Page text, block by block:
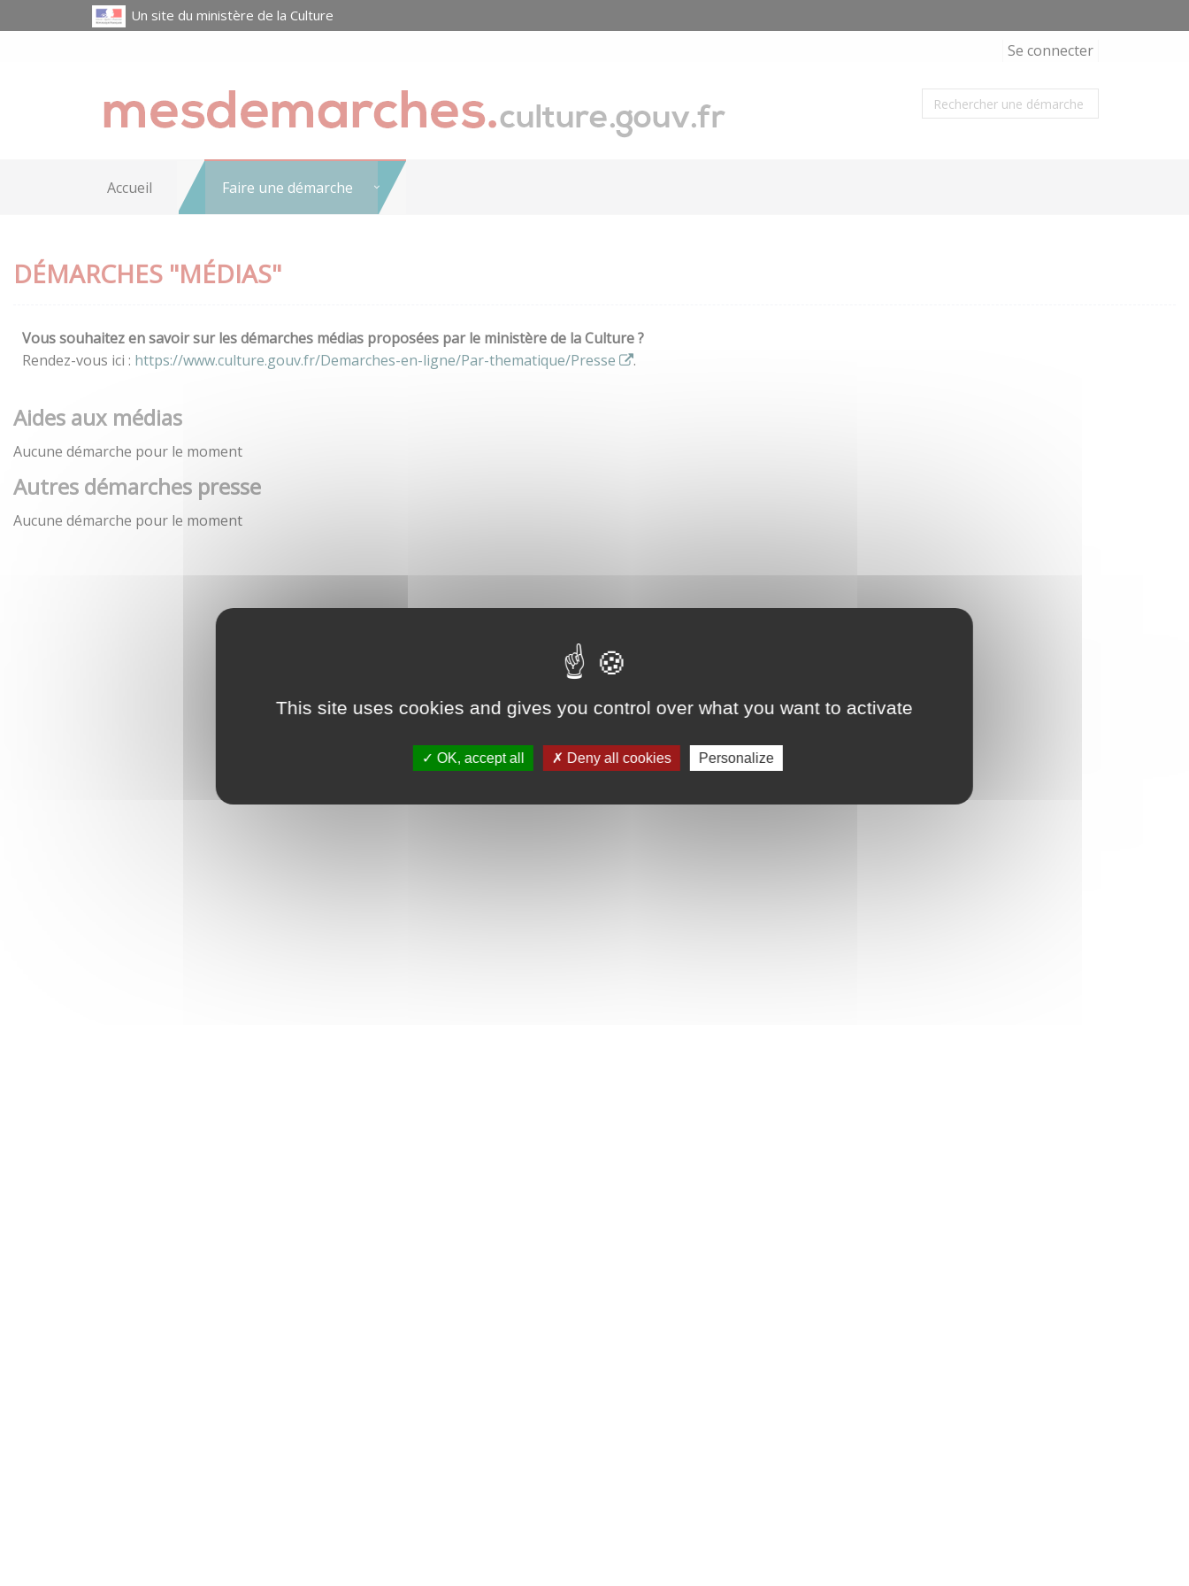
This site uses cookies and gives you control over what you want to activate
OK, accept all Deny all cookies Personalize
Un site du ministère de la Culture
Se connecter
Accueil Faire une démarche
DÉMARCHES "MÉDIAS"
Vous souhaitez en savoir sur les démarches médias proposées par le ministère de la Culture ?
Rendez-vous ici : https://www.culture.gouv.fr/Demarches-en-ligne/Par-thematique/Presse .
Aides aux médias
Aucune démarche pour le moment
Autres démarches presse
Aucune démarche pour le moment